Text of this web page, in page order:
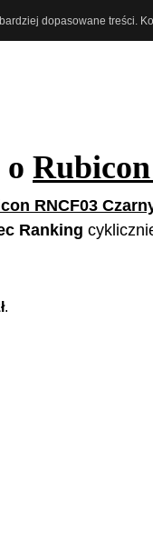
dopasowane treści.
RNCF03
Ranking
.